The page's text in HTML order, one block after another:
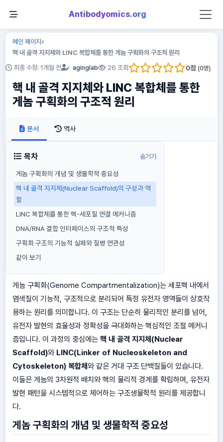
Antibodyomics.org
메인 페이지»
핵 내 골격 지지체와 LINC 복합체를 통한 게놈 구획화의 구조적 원리
최종 수정: 1개월 전 aginglab 26 조회 0점 (0명)
핵 내 골격 지지체와 LINC 복합체를 통한
게놈 구획화의 구조적 원리
문서 역사
목차 숨기기
게놈 구획화의 개념 및 생물학적 중요성
핵 내 골격 지지체(Nuclear Scaffold)의 구성과 역
할
LINC 복합체를 통한 핵-세포질 연결 메커니즘
DNA/RNA 결합 인터페이스의 구조적 특성
구획화 구조의 기능적 실패와 질병 연관성
같이 보기
게놈 구획화(Genome Compartmentalization)는 세포핵 내에서
염색질이 기능적, 구조적으로 분리되어 특정 유전자 영역들이 상호작
용하는 원리를 의미합니다. 이 구조는 단순히 물리적인 분리를 넘어,
유전자 발현의 효율성과 정확성을 극대화하는 핵심적인 조절 메커니
즘입니다. 이 과정의 중심에는 핵 내 골격 지지체(Nuclear
Scaffold)와 LINC(Linker of Nucleoskeleton and
Cytoskeleton) 복합체 와 같은 거대 구조 단백질들이 있습니다.
이들은 게놈의 3차원적 배치와 핵의 물리적 경계를 확립하며, 유전자
발현 패턴을 시스템적으로 제어하는 구조생물학적 원리를 제공합니
다.
게놈 구획화의 개념 및 생물학적 중요성